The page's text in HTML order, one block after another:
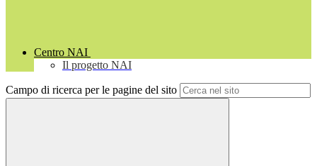
Centro NAI
Il progetto NAI
Campo di ricerca per le pagine del sito